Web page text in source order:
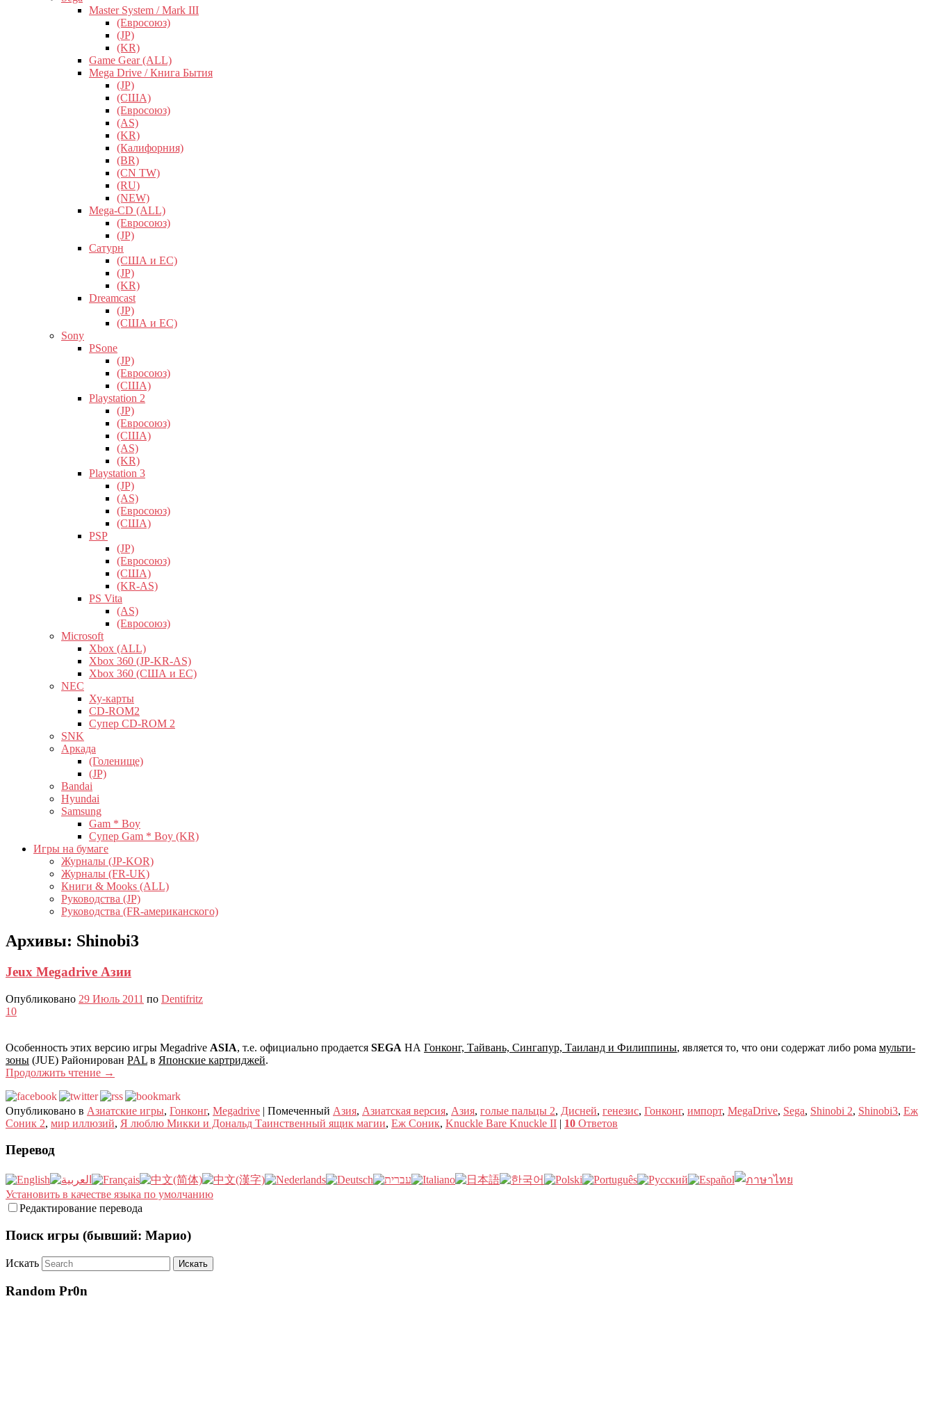
Master System / Mark III
(Евросоюз)
(JP)
(KR)
Game Gear (ALL)
Mega Drive / Книга Бытия
(JP)
(США)
(Евросоюз)
(AS)
(KR)
(Калифорния)
(BR)
(CN TW)
(RU)
(NEW)
Mega-CD (ALL)
(Евросоюз)
(JP)
Сатурн
(США и ЕС)
(JP)
(KR)
Dreamcast
(JP)
(США и ЕС)
Sony
PSone
(JP)
(Евросоюз)
(США)
Playstation 2
(JP)
(Евросоюз)
(США)
(AS)
(KR)
Playstation 3
(JP)
(AS)
(Евросоюз)
(США)
PSP
(JP)
(Евросоюз)
(США)
(KR-AS)
PS Vita
(AS)
(Евросоюз)
Microsoft
Xbox (ALL)
Xbox 360 (JP-KR-AS)
Xbox 360 (США и ЕС)
NEC
Ху-карты
CD-ROM2
Супер CD-ROM 2
SNK
Аркада
(Голенище)
(JP)
Bandai
Hyundai
Samsung
Gam * Boy
Супер Gam * Boy (KR)
Игры на бумаге
Журналы (JP-KOR)
Журналы (FR-UK)
Книги & Mooks (ALL)
Руководства (JP)
Руководства (FR-американского)
Архивы: Shinobi3
Jeux Megadrive Азии
Опубликовано 29 Июль 2011 по Dentifritz
10
Особенность этих версию игры Megadrive ASIA, т.е. официально продается SEGA НА Гонконг, Тайвань, Сингапур, Таиланд и Филиппины, является то, что они содержат либо рома мульти-
зоны (JUE) Районирован PAL в Японские картриджей.
Продолжить чтение →
Опубликовано в Азиатские игры, Гонконг, Megadrive | Помеченный Азия, Азиатская версия, Азия, голые пальцы 2, Дисней, генезис, Гонконг, импорт, MegaDrive, Sega, Shinobi 2, Shinobi3, Еж
Соник 2, мир иллюзий, Я люблю Микки и Дональд Таинственный ящик магии, Еж Соник, Knuckle Bare Knuckle II | 10 Ответов
Перевод
Установить в качестве языка по умолчанию
Редактирование перевода
Поиск игры (бывший: Марио)
Искать
Random Pr0n